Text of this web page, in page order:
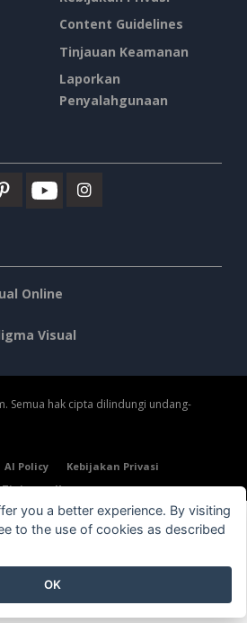
Content Guidelines
Tinjauan Keamanan
Laporkan
Penyalahgunaan
Online
Visual
Semua hak cipta dilindungi undang-
AI Policy
Kebijakan Privasi
Tinjauan Keamanan
you a better experience. By visiting
to the use of cookies as described
OK